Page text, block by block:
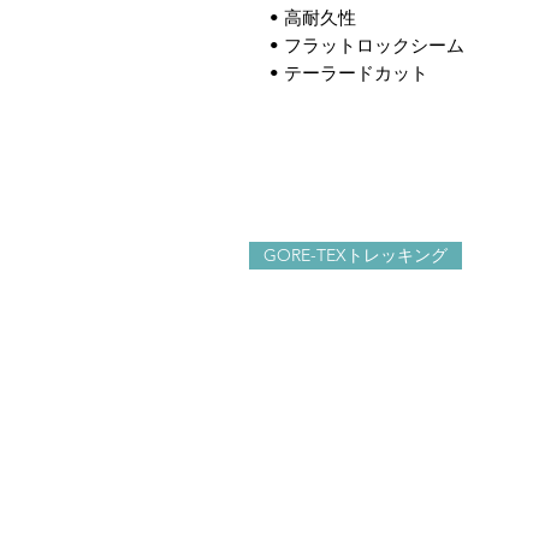
• 高耐久性
• フラットロックシーム
• テーラードカット
GORE-TEXトレッキング